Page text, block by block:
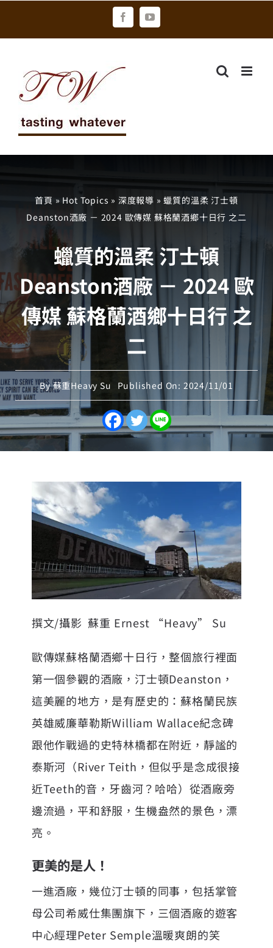
FacebookYouTube
首頁 » Hot Topics » 深度報導 »蠟質的溫柔 汀士頓
Deanston酒廠 － 2024 歐傳媒 蘇格蘭酒鄉十日行 之二
蠟質的溫柔 汀士頓
Deanston酒廠 － 2024 歐
傳媒 蘇格蘭酒鄉十日行 之
二
By蘇重Heavy Su Published On: 2024/11/01
撰文/攝影 蘇重 Ernest “Heavy” Su
歐傳媒蘇格蘭酒鄉十日行，整個旅行裡面
第一個參觀的酒廠， 汀士頓Deanston ，
這美麗的地方，是有歷史的：蘇格蘭民族
英雄威廉華勒斯William Wallace紀念碑
跟他作戰過的史特林橋都在附近，靜謐的
泰斯河（River Teith，但似乎是念成很接
近Teeth的音，牙齒河？哈哈）從酒廠旁
邊流過，平和舒服，生機盎然的景色，漂
亮。
更美的是人！
一進酒廠，幾位汀士頓的同事，包括掌管
母公司希威仕集團旗下，三個酒廠的遊客
中心經理Peter Semple溫暖爽朗的笑